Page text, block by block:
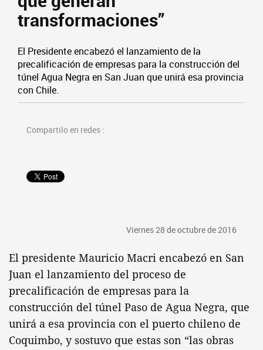
transformaciones”
El Presidente encabezó el lanzamiento de la
precalificación de empresas para la construcción del
túnel Agua Negra en San Juan que unirá esa provincia
con Chile.
Compartilo en redes :
Viernes 28 de octubre de 2016
El presidente Mauricio Macri encabezó en San
Juan el lanzamiento del proceso de
precalificación de empresas para la
construcción del túnel Paso de Agua Negra, que
unirá a esa provincia con el puerto chileno de
Coquimbo, y sostuvo que estas son “las obras